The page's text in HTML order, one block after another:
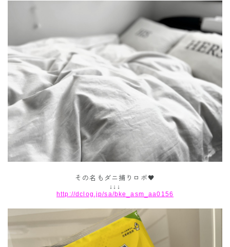
その名もダニ捕りロボ🖤
↓↓↓
http://dclog.jp/sa/bke_asm_aa0156